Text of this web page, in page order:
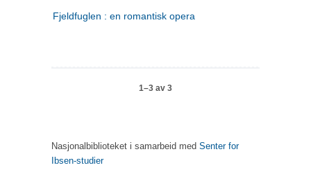
Fjeldfuglen : en romantisk opera
1–3 av 3
Nasjonalbiblioteket i samarbeid med Senter for
Ibsen-studier